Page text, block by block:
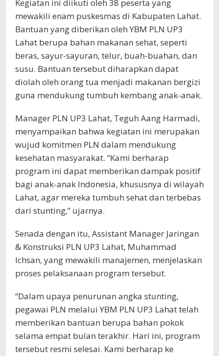
Kegiatan ini diikuti oleh 38 peserta yang
mewakili enam puskesmas di Kabupaten Lahat.
Bantuan yang diberikan oleh YBM PLN UP3
Lahat berupa bahan makanan sehat, seperti
beras, sayur-sayuran, telur, buah-buahan, dan
susu. Bantuan tersebut diharapkan dapat
diolah oleh orang tua menjadi makanan bergizi
guna mendukung tumbuh kembang anak-anak.
Manager PLN UP3 Lahat, Teguh Aang Harmadi,
menyampaikan bahwa kegiatan ini merupakan
wujud komitmen PLN dalam mendukung
kesehatan masyarakat. “Kami berharap
program ini dapat memberikan dampak positif
bagi anak-anak Indonesia, khususnya di wilayah
Lahat, agar mereka tumbuh sehat dan terbebas
dari stunting,” ujarnya.
Senada dengan itu, Assistant Manager Jaringan
& Konstruksi PLN UP3 Lahat, Muhammad
Ichsan, yang mewakili manajemen, menjelaskan
proses pelaksanaan program tersebut.
“Dalam upaya penurunan angka stunting,
pegawai PLN melalui YBM PLN UP3 Lahat telah
memberikan bantuan berupa bahan pokok
selama empat bulan terakhir. Hari ini, program
tersebut resmi selesai. Kami berharap ke